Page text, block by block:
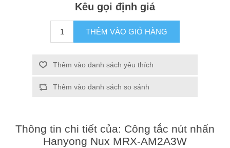
Kêu gọi định giá
THÊM VÀO GIỎ HÀNG
Thêm vào danh sách yêu thích
Thêm vào danh sách so sánh
Thông tin chi tiết của: Công tắc nút nhấn
Hanyong Nux MRX-AM2A3W